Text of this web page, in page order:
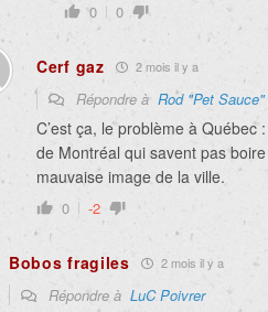
0 0
Cerf gaz 2 mois il y a
Répondre à Rod "Pet
C’est ça, le problème à
de Montréal qui savent pas
mauvaise image de la ville.
0 -2
Bobos fragiles 2 mois il y a
Répondre à LuC Poivrer